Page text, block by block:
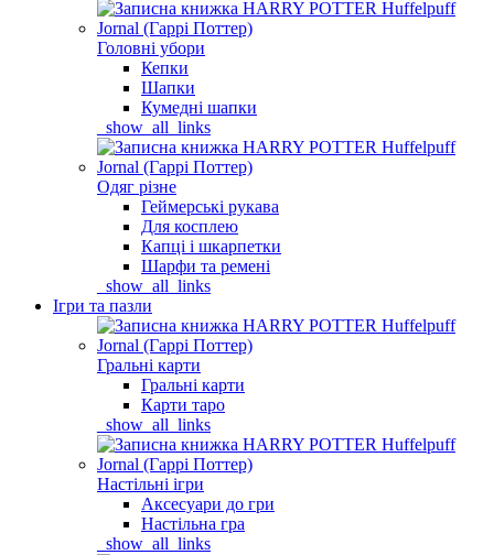
Головні убори
Кепки
Шапки
Кумедні шапки
_show_all_links
Одяг різне
Геймерські рукава
Для косплею
Капці і шкарпетки
Шарфи та ремені
_show_all_links
Ігри та пазли
Гральні карти
Гральні карти
Карти таро
_show_all_links
Настільні ігри
Аксесуари до гри
Настільна гра
_show_all_links